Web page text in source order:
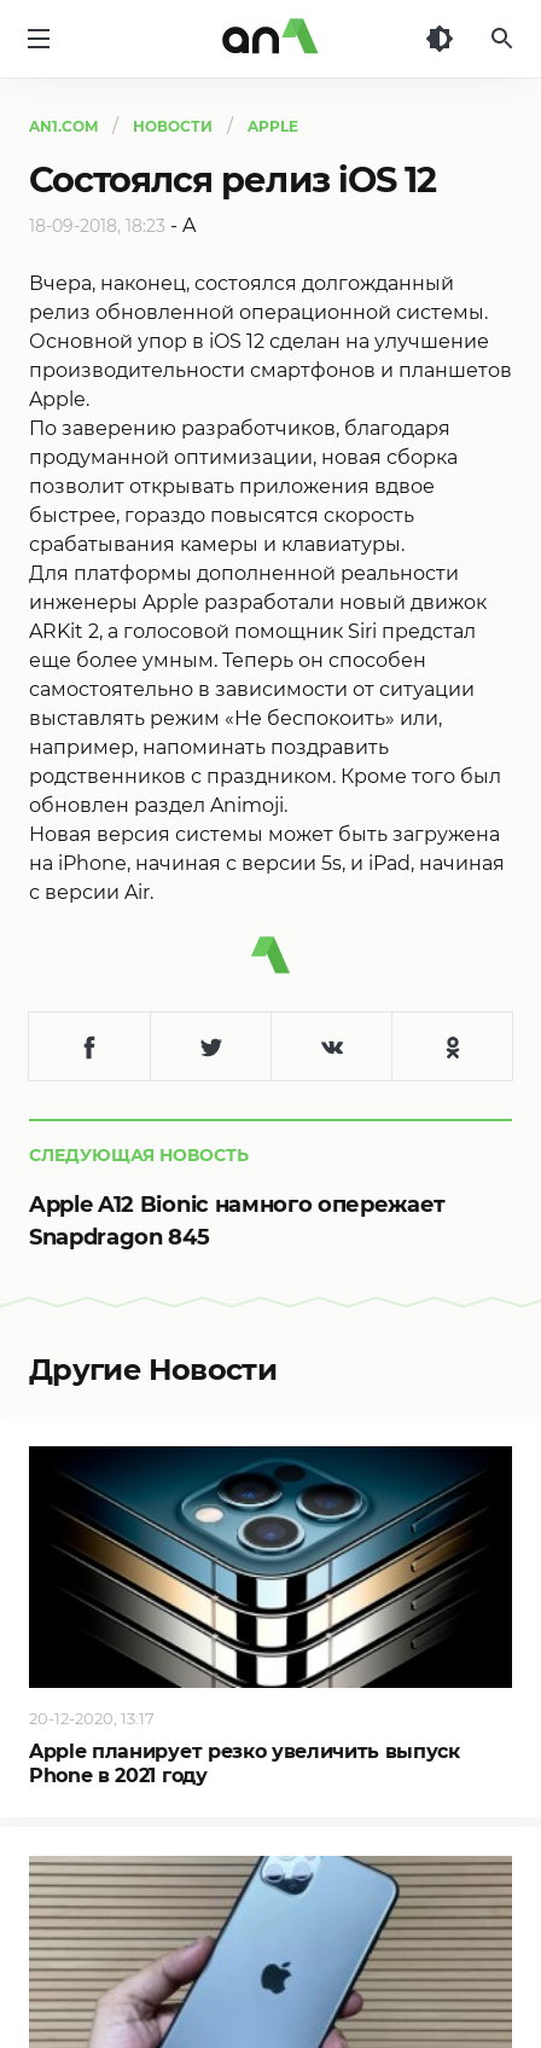
AN1.COM НОВОСТИ APPLE
Состоялся релиз iOS 12
18-09-2018, 18:23 - A
Вчера, наконец, состоялся долгожданный
релиз обновленной операционной системы.
Основной упор в iOS 12 сделан на улучшение
производительности смартфонов и планшетов
Apple.
По заверению разработчиков, благодаря
продуманной оптимизации, новая сборка
позволит открывать приложения вдвое
быстрее, гораздо повысятся скорость
срабатывания камеры и клавиатуры.
Для платформы дополненной реальности
инженеры Apple разработали новый движок
ARKit 2, а голосовой помощник Siri предстал
еще более умным. Теперь он способен
самостоятельно в зависимости от ситуации
выставлять режим «Не беспокоить» или,
например, напоминать поздравить
родственников с праздником. Кроме того был
обновлен раздел Animoji.
Новая версия системы может быть загружена
на iPhone, начиная с версии 5s, и iPad, начиная
с версии Air.
СЛЕДУЮЩАЯ НОВОСТЬ
Apple A12 Bionic намного опережает
Snapdragon 845
Другие Новости
20-12-2020, 13:17
Apple планирует резко увеличить выпуск
Phone в 2021 году